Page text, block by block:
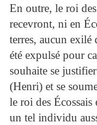
En outre, le roi
recevront, ni en
terres, aucun exilé
été expulsé pour
souhaite se
(Henri) et se
le roi des Écossais
un tel individu